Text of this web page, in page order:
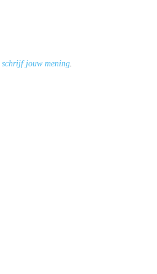
schrijf jouw mening.